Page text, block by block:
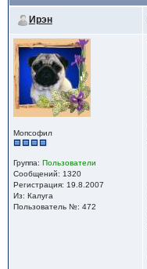
Ирэн
Мопсофил
Группа: Пользователи
Сообщений: 1320
Регистрация: 19.8.2007
Из: Калуга
Пользователь №: 472